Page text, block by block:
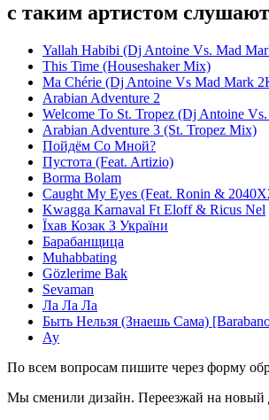
с таким артистом слушают
Yallah Habibi (Dj Antoine Vs. Mad
This Time (Houseshaker Mix)
Ma Chérie (Dj Antoine Vs Mad Mark
Arabian Adventure 2
Welcome To St. Tropez (Dj Antoine
Arabian Adventure 3 (St. Tropez Mix)
Пойдём Со Мной?
Пустота (Feat. Artizio)
Borma Bolam
Caught My Eyes (Feat. Ronin &
Kwagga Karnaval Ft Eloff & Ricus Nel
Їхав Козак З України
Барабанщица
Muhabbating
Gözlerime Bak
Sevaman
Ла Ла Ла
Быть Нельзя (Знаешь Сама)
Ау
По всем вопросам пишите через форму
Мы сменили дизайн. Переезжай на новый